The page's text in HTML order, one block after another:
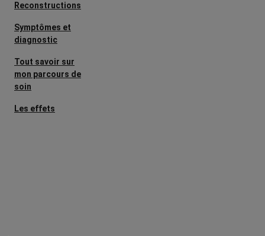
Reconstructions
Symptômes et
diagnostic
Tout savoir sur
mon parcours de
soin
Les effets